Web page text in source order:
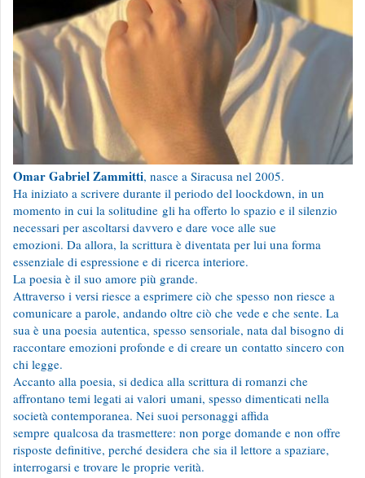
Omar Gabriel Zammitti, nasce a Siracusa nel 2005.
Ha iniziato a scrivere durante il periodo del loockdown, in un
momento in cui la solitudine gli ha offerto lo spazio e il silenzio
necessari per ascoltarsi davvero e dare voce alle sue
emozioni. Da allora, la scrittura è diventata per lui una forma
essenziale di espressione e di ricerca interiore.
La poesia è il suo amore più grande.
Attraverso i versi riesce a esprimere ciò che spesso non riesce a
comunicare a parole, andando oltre ciò che vede e che sente. La
sua è una poesia autentica, spesso sensoriale, nata dal bisogno di
raccontare emozioni profonde e di creare un contatto sincero con
chi legge.
Accanto alla poesia, si dedica alla scrittura di romanzi che
affrontano temi legati ai valori umani, spesso dimenticati nella
società contemporanea. Nei suoi personaggi affida
sempre qualcosa da trasmettere: non porge domande e non offre
risposte definitive, perché desidera che sia il lettore a spaziare,
interrogarsi e trovare le proprie verità.